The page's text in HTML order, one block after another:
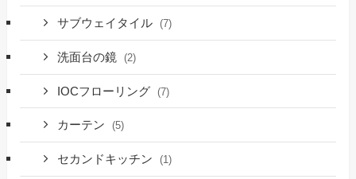
サブウェイタイル (7)
洗面台の鏡 (2)
IOCフローリング (7)
カーテン (5)
セカンドキッチン (1)